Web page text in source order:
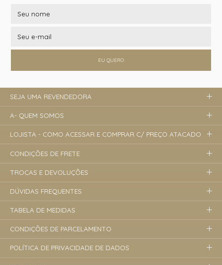
EU QUERO
SEJA UMA REVENDEDORA
A- QUEM SOMOS
LOJISTA - COMO ACESSAR E COMPRAR C/ PREÇO ATACADO
CONDIÇÕES DE FRETE
TROCAS E DEVOLUÇÕES
DÚVIDAS FREQUENTES
TABELA DE MEDIDAS
CONDIÇÕES DE PARCELAMENTO
POLÍTICA DE PRIVACIDADE DE DADOS